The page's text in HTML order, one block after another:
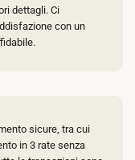
dettagli. Ci
con un
sicure, tra cui
in 3 rate senza